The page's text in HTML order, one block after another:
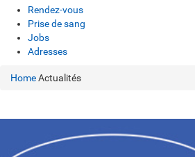
Rendez-vous
Prise de sang
Jobs
Adresses
HomeActualités